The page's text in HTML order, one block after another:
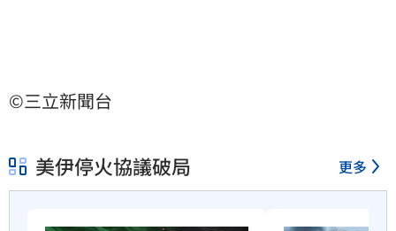
©三立新聞台
美伊停火協議破局 更多